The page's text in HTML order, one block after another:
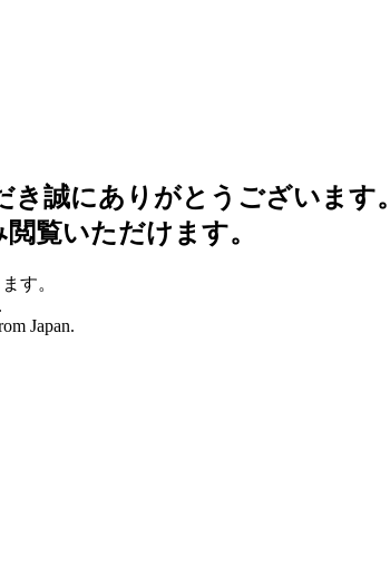
誠にありがとうございます。
覧いただけます。
す。
Japan.